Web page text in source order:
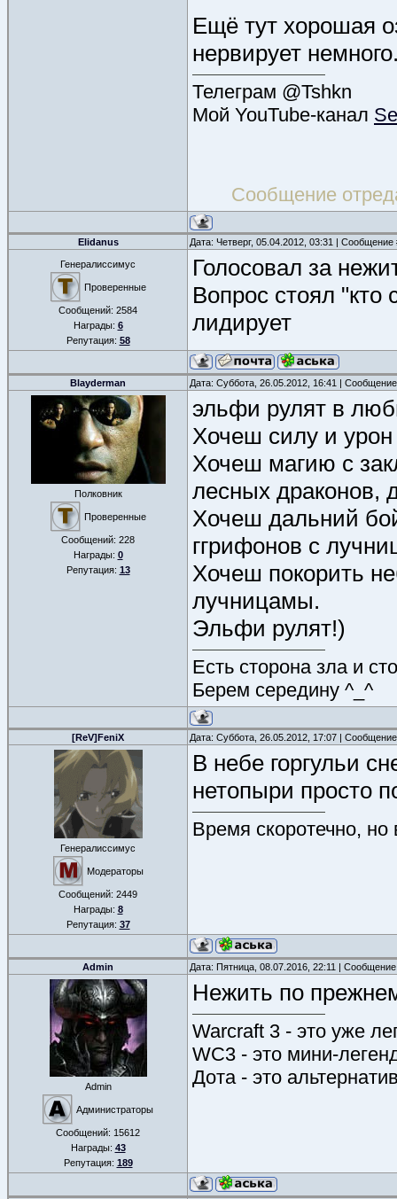
Ещё тут хорошая
нервирует
Телеграм @Tshkn
Мой YouTube-канал
Сообщение
Elidanus Дата: Четверг, 05.04.2012, 03:31 |
Генералиссимус
Проверенные
Сообщений: 2584
Награды: 6
Репутация: 58
Голосовал за
Вопрос стоял
лидирует
Blayderman Дата: Суббота, 26.05.2012, 16:41 |
Полковник
Проверенные
Сообщений: 228
Награды: 0
Репутация: 13
эльфи рулят в
Хочеш силу и
Хочеш магию с
лесных драконов,
Хочеш дальний
ггрифонов с
Хочеш покорить
лучницамы.
Эльфи рулят!)
Есть сторона зла и
Берем середину ^_^
[ReV]FeniX Дата: Суббота, 26.05.2012, 17:07 |
Генералиссимус
Модераторы
Сообщений: 2449
Награды: 8
Репутация: 37
В небе горгульи
нетопыри просто
Время скоротечно,
Admin Дата: Пятница, 08.07.2016, 22:11 |
Admin
Администраторы
Сообщений: 15612
Награды: 43
Репутация: 189
Нежить по
Warcraft 3 - это уже
WC3 - это мини-
Дота - это